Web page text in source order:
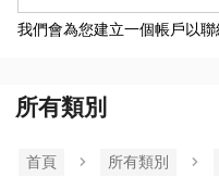
我們會為您建立一個帳戶以
所有類別
首頁 所有類別